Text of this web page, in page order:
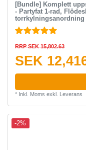
[Bundle] Komplett
- Partyfat 1-rad,
torrkylningsanordning
RRP SEK 15,802.63
SEK
* Inkl. Moms exkl. Leverans
-2%